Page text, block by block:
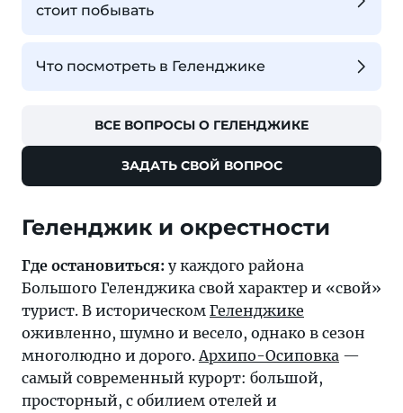
стоит побывать
Что посмотреть в Геленджике
ВСЕ ВОПРОСЫ О ГЕЛЕНДЖИКЕ
ЗАДАТЬ СВОЙ ВОПРОС
Где остановиться: у каждого района
Большого Геленджика свой характер и «свой»
турист. В историческом Геленджике
оживленно, шумно и весело, однако в сезон
многолюдно и дорого.Архипо-Осиповка —
самый современный курорт: большой,
просторный, с обилием отелей и